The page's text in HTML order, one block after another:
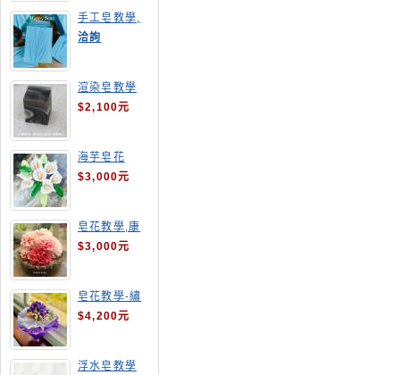
手工皂教學,
手工皂當月課
程,渲染皂
洽詢
渲染皂教學
$2,100元
海芋皂花
$3,000元
皂花教學,康
乃馨
$3,000元
皂花教學-繡
球花皂花束
$4,200元
浮水皂教學